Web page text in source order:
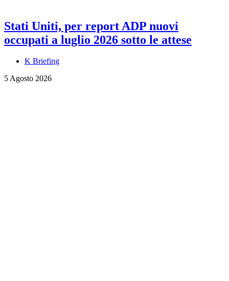
Stati Uniti, per report ADP nuovi
occupati a luglio 2026 sotto le attese
K Briefing
5 Agosto 2026